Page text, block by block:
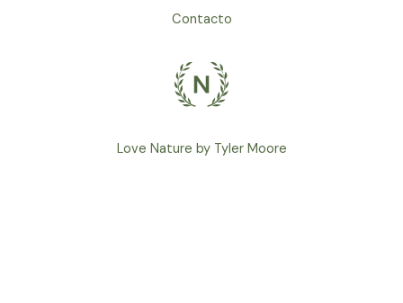
Contacto
Love Nature by Tyler Moore